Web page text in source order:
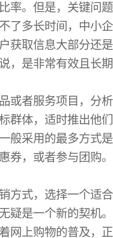
率。但是，关键问
了多长时间，中小
获取信息大部分还
，是非常有效且长
或者服务项目，分
群体，适时推出他
般采用的最多方式
券，或者参与团购。
方式，选择一个适
疑是一个新的契机
网上购物的普及，